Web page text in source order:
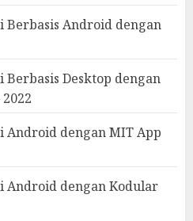
Berbasis Android dengan
Berbasis Desktop dengan
Android dengan MIT App
Android dengan Kodular